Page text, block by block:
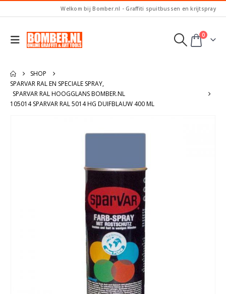
Welkom bij Bomber.nl - Graffiti spuitbussen en krijtspray
0
SHOP
SPARVAR RAL EN SPECIALE SPRAY,
SPARVAR RAL HOOGGLANS BOMBER.NL
105014 SPARVAR RAL 5014 HG DUIFBLAUW 400 ML